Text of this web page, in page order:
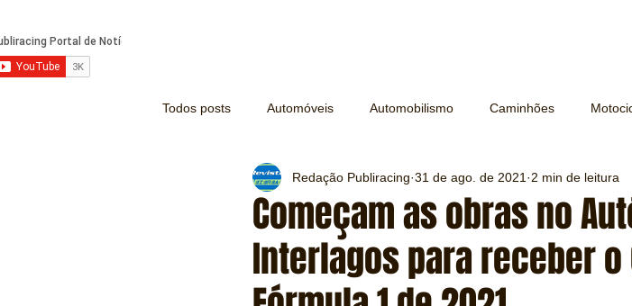
Todos posts Automóveis Automobilismo Caminhões
Turismo Lazer Transporte Trens e Metrô
Mecânica e Peças Segurança Testes e Comparativos
Começam as obras no
Interlagos para receber o
Redação Publiracing 31 de ago. de 2021 2 min de leitura